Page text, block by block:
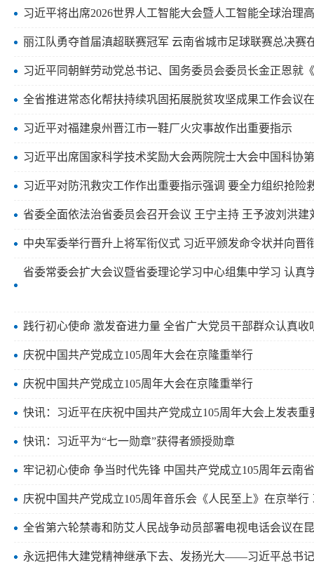
习近平将出席2026世界人工智能大会暨人工智能全球治理
丽江队勇夺首届滇超联赛冠军 云南省城市足球联赛总决
习近平同朝鲜劳动党总书记、国务委员会委员长金正恩就
全省推进常态化帮扶持续巩固拓展脱贫攻坚成果工作会议
习近平对福建泉州晋江市一鞋厂火灾事故作出重要指示
习近平出席国家科学技术奖励大会两院院士大会中国科协
习近平对防汛救灾工作作出重要指示强调 要全力组织抢
省委全面依法治省委员会召开会议 王宁主持 王予波刘洪建
中央军委举行晋升上将军衔仪式 习近平颁发命令状并向晋
践行初心使命 激发奋进力量 全省广大党员干部群众认真
庆祝中国共产党成立105周年大会在京隆重举行
庆祝中国共产党成立105周年大会在京隆重举行
快讯：习近平在庆祝中国共产党成立105周年大会上发表重
快讯：习近平为“七一勋章”获得者颁授勋章
牢记初心使命 争当时代先锋 中国共产党成立105周年云南
庆祝中国共产党成立105周年音乐会《人民至上》在京举
全省第六轮禁毒和防艾人民战争动员部署电视电话会议在
永远把伟大建党精神继承下去、发扬光大——习近平总书